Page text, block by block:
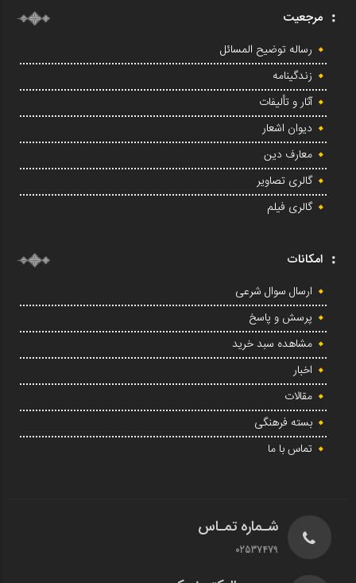
مرجعیت
رساله توضیح المسائل
زندگینامه
آثار و تألیفات
دیوان اشعار
معارف دین
گالری تصاویر
گالری فیلم
امکانات
ارسال سوال شرعی
پرسش و پاسخ
مشاهده سبد خرید
اخبار
مقالات
بسته فرهنگی
تماس با ما
شـماره تمـاس
02537479